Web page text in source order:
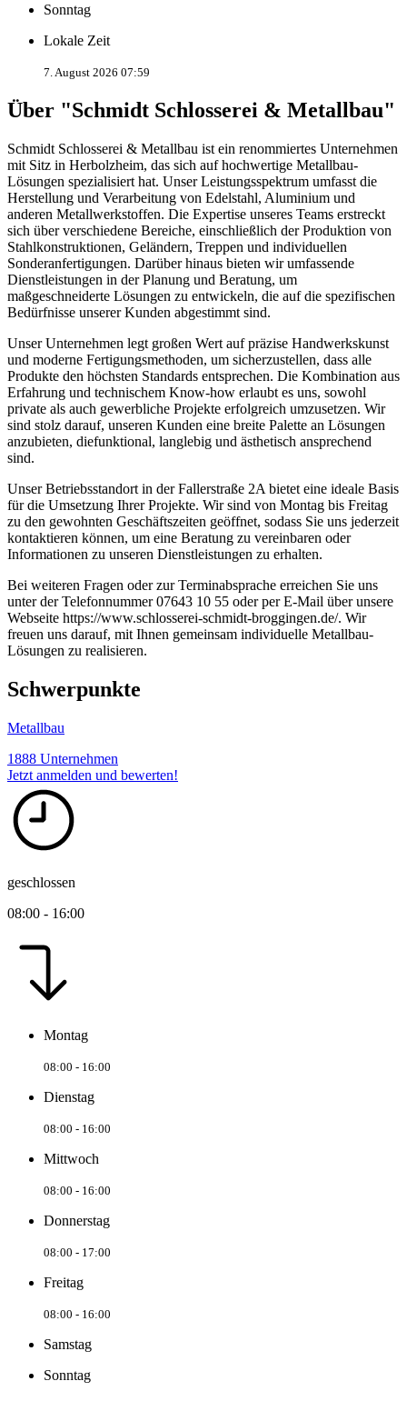
Sonntag
Lokale Zeit
7. August 2026 07:59
Über "Schmidt Schlosserei & Metallbau"
Schmidt Schlosserei & Metallbau ist ein renommiertes Unternehmen
mit Sitz in Herbolzheim, das sich auf hochwertige Metallbau-
Lösungen spezialisiert hat. Unser Leistungsspektrum umfasst die
Herstellung und Verarbeitung von Edelstahl, Aluminium und
anderen Metallwerkstoffen. Die Expertise unseres Teams erstreckt
sich über verschiedene Bereiche, einschließlich der Produktion von
Stahlkonstruktionen, Geländern, Treppen und individuellen
Sonderanfertigungen. Darüber hinaus bieten wir umfassende
Dienstleistungen in der Planung und Beratung, um
maßgeschneiderte Lösungen zu entwickeln, die auf die spezifischen
Bedürfnisse unserer Kunden abgestimmt sind.
Unser Unternehmen legt großen Wert auf präzise Handwerkskunst
und moderne Fertigungsmethoden, um sicherzustellen, dass alle
Produkte den höchsten Standards entsprechen. Die Kombination aus
Erfahrung und technischem Know-how erlaubt es uns, sowohl
private als auch gewerbliche Projekte erfolgreich umzusetzen. Wir
sind stolz darauf, unseren Kunden eine breite Palette an Lösungen
anzubieten, diefunktional, langlebig und ästhetisch ansprechend
sind.
Unser Betriebsstandort in der Fallerstraße 2A bietet eine ideale Basis
für die Umsetzung Ihrer Projekte. Wir sind von Montag bis Freitag
zu den gewohnten Geschäftszeiten geöffnet, sodass Sie uns jederzeit
kontaktieren können, um eine Beratung zu vereinbaren oder
Informationen zu unseren Dienstleistungen zu erhalten.
Bei weiteren Fragen oder zur Terminabsprache erreichen Sie uns
unter der Telefonnummer 07643 10 55 oder per E-Mail über unsere
Webseite https://www.schlosserei-schmidt-broggingen.de/. Wir
freuen uns darauf, mit Ihnen gemeinsam individuelle Metallbau-
Lösungen zu realisieren.
Schwerpunkte
Metallbau
1888 Unternehmen
Jetzt anmelden und bewerten!
geschlossen
08:00 - 16:00
Montag
08:00 - 16:00
Dienstag
08:00 - 16:00
Mittwoch
08:00 - 16:00
Donnerstag
08:00 - 17:00
Freitag
08:00 - 16:00
Samstag
Sonntag